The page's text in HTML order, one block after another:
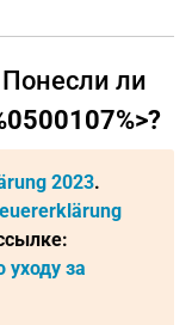
ли
?
2023.
уходу за